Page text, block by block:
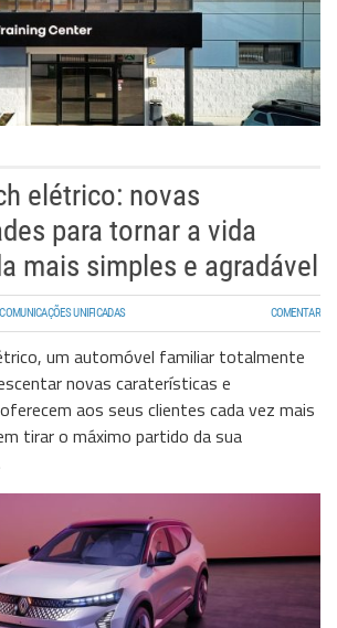
elétrico: novas
para tornar a vida
mais simples e agradável
COMUNICAÇÕES UNIFICADAS COMENTAR
um automóvel familiar totalmente
novas caraterísticas e
aos seus clientes cada vez mais
tirar o máximo partido da sua